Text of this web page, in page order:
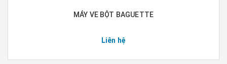
MÁY VE BỘT BAGUETTE
Liên hệ